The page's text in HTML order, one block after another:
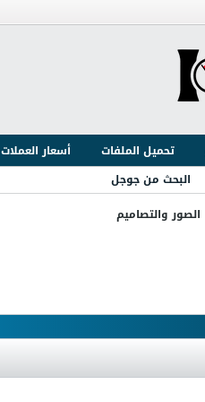
تحميل الملفات أسعار العملات
البحث من جوجل
الصور والتصاميم